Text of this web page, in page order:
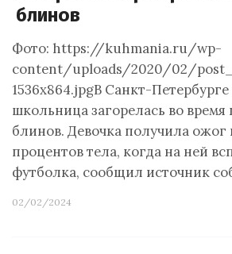
блинов
Фото: https://kuhmania.ru/wp-
content/uploads/2020/02/
1536x864.jpgВ Санкт-Петербурге
школьница загорелась во время
блинов. Девочка получила ожог
процентов тела, когда на ней
футболка, сообщил источник
02/02/2024